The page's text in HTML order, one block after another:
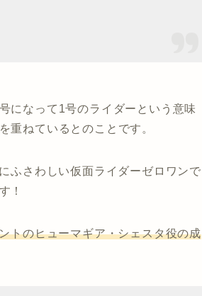
になって1号のライダーという意味
重ねているとのことです。
ふさわしい仮面ライダーゼロワンで
！
トのヒューマギア・シェスタ役の成